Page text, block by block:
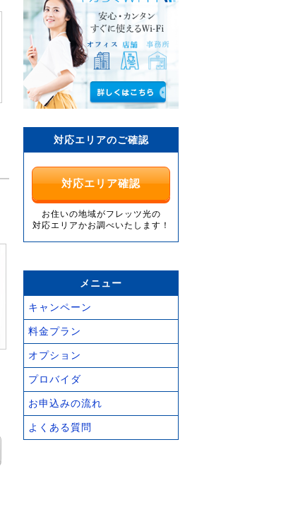
対応エリアのご確認
対応エリア確認
お住いの地域がフレッツ光の
対応エリアかお調べいたします！
メニュー
キャンペーン
料金プラン
オプション
プロバイダ
お申込みの流れ
よくある質問